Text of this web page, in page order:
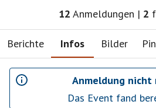
12 Anmeldungen | 2
Berichte Infos Bilder
Anmeldung nicht
Das Event fand